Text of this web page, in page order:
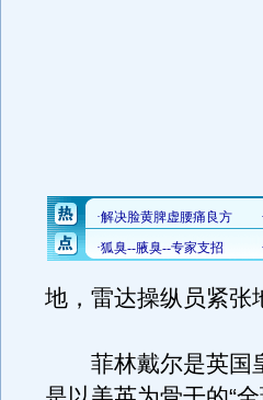
地，雷达操纵员紧张
菲林戴尔是英国皇